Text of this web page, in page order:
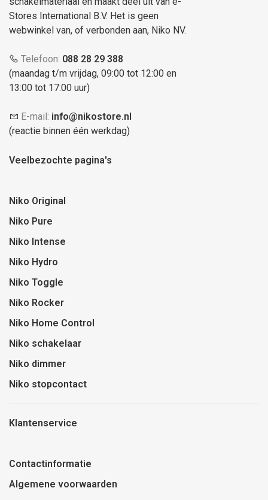
Stores International B.V. Het is geen
webwinkel van, of verbonden aan, Niko NV.
Telefoon: 088 28 29 388
(maandag t/m vrijdag, 09:00 tot 12:00 en
13:00 tot 17:00 uur)
E-mail: info@nikostore.nl
(reactie binnen één werkdag)
Veelbezochte pagina's
Niko Original
Niko Pure
Niko Intense
Niko Hydro
Niko Toggle
Niko Rocker
Niko Home Control
Niko schakelaar
Niko dimmer
Niko stopcontact
Klantenservice
Contactinformatie
Algemene voorwaarden